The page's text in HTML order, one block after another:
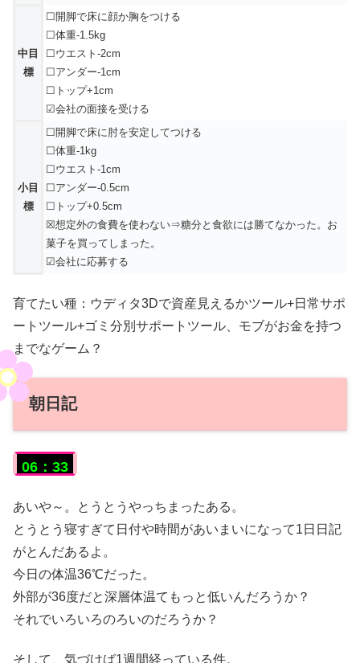
中目
標
☐開脚で床に顔か胸をつける
☐体重-1.5kg
☐ウエスト-2cm
☐アンダー-1cm
☐トップ+1cm
☑会社の面接を受ける
小目
標
☐開脚で床に肘を安定してつける
☐体重-1kg
☐ウエスト-1cm
☐アンダー-0.5cm
☐トップ+0.5cm
☒想定外の食費を使わない⇒糖分と食欲には勝てなかった。お
菓子を買ってしまった。
☑会社に応募する
育てたい種：ウディタ3Dで資産見えるかツール+日常サポ
ートツール+ゴミ分別サポートツール、モブがお金を持つ
までなゲーム？
朝日記
06：33
あいや～。とうとうやっちまったある。
とうとう寝すぎて日付や時間があいまいになって1日日記
がとんだあるよ。
今日の体温36℃だった。
外部が36度だと深層体温てもっと低いんだろうか？
それでいろいろのろいのだろうか？
そして、気づけば1週間経っている件。